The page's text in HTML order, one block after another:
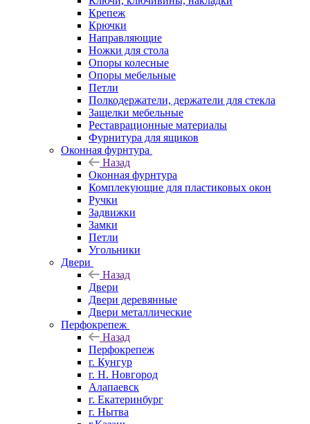
Крепеж
Крючки
Направляющие
Ножки для стола
Опоры колесные
Опоры мебельные
Петли
Полкодержатели, держатели для стекла
Защелки мебельные
Реставрационные материалы
Фурнитура для ящиков
Оконная фурнтура
Назад
Оконная фурнтура
Комплекующие для пластиковых окон
Ручки
Задвижки
Замки
Петли
Угольники
Двери
Назад
Двери
Двери деревянные
Двери металлические
Перфокрепеж
Назад
Перфокрепеж
г. Кунгур
г. Н. Новгород
Алапаевск
г. Екатеринбург
г. Нытва